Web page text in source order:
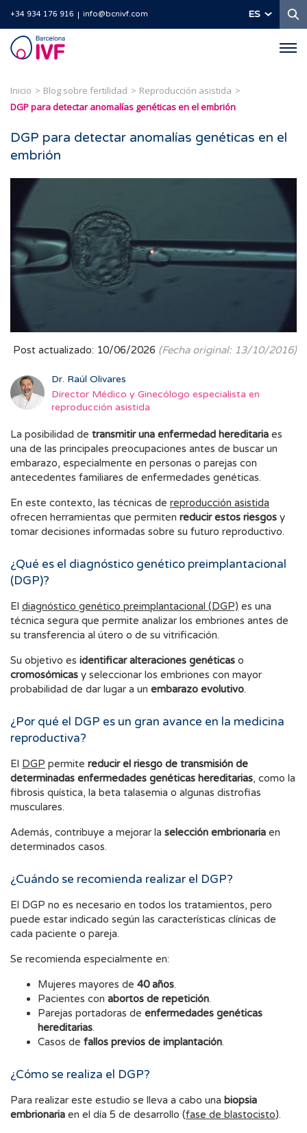
+34 934 176 916 info@bcnivf.com ES
Barcelona
IVF
Inicio Blog sobre fertilidad
Reproducción asistida
DGP para detectar anomalías genéticas en el embrión
DGP para detectar anomalías genéticas en el
embrión
Post actualizado: 10/06/2026 (Fecha original: 13/10/2016)
Dr. Raúl Olivares
Director Médico y Ginecólogo especialista en
reproducción asistida
La posibilidad de transmitir una enfermedad hereditaria es
una de las principales preocupaciones antes de buscar un
embarazo, especialmente en personas o parejas con
antecedentes familiares de enfermedades genéticas.
En este contexto, las técnicas de reproducción asistida
ofrecen herramientas que permiten reducir estos riesgos y
tomar decisiones informadas sobre su futuro reproductivo.
¿Qué es el diagnóstico genético preimplantacional
(DGP)?
El diagnóstico genético preimplantacional (DGP) es una
técnica segura que permite analizar los embriones antes de
su transferencia al útero o de su vitrificación.
Su objetivo es identificar alteraciones genéticas o
cromosómicas y seleccionar los embriones con mayor
probabilidad de dar lugar a un embarazo evolutivo.
¿Por qué el DGP es un gran avance en la medicina
reproductiva?
El DGP permite reducir el riesgo de transmisión de
determinadas enfermedades genéticas hereditarias, como la
fibrosis quística, la beta talasemia o algunas distrofias
musculares.
Además, contribuye a mejorar la selección embrionaria en
determinados casos.
¿Cuándo se recomienda realizar el DGP?
El DGP no es necesario en todos los tratamientos, pero
puede estar indicado según las características clínicas de
cada paciente o pareja.
Se recomienda especialmente en:
Mujeres mayores de 40 años.
Pacientes con abortos de repetición.
Parejas portadoras de enfermedades genéticas
hereditarias.
Casos de fallos previos de implantación.
¿Cómo se realiza el DGP?
Para realizar este estudio se lleva a cabo una biopsia
embrionaria en el día 5 de desarrollo (fase de blastocisto).